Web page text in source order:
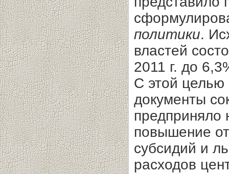
политики.
властей
2011 г. до
С этой целью
документы
предприняло
повышение
субсидий и
расходов